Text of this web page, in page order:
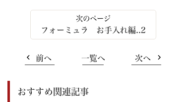
フォーミュラ お手入れ編..2
前へ 一覧へ 次へ
おすすめ関連記事